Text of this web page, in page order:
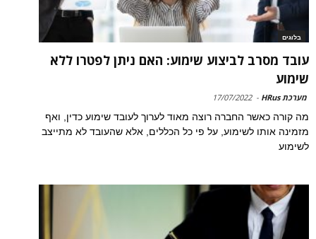
בלוגים
עובד מסרב לביצוע שימוע: האם ניתן לפטרו ללא
שימוע
מערכת HRus -
17/07/2022
מה קורה כאשר החברה רוצה מאוד לערוך לעובד שימוע כדין, ואף
מזמינה אותו לשימוע, על פי כל הכללים, אלא שהעובד לא מתייצב
לשימוע